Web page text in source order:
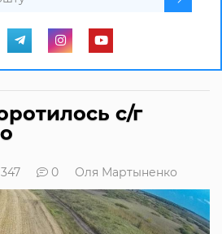
с/г
347 0 Оля Мартыненко